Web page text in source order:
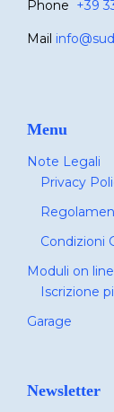
Phone +39
Mail
Menu
Note Legali
Privacy
Condizioni
Moduli on line
Iscrizione
Garage
Newsletter